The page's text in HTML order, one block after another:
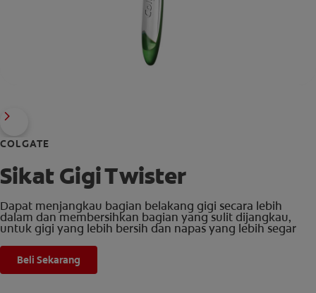
COLGATE
Sikat Gigi Twister
Dapat menjangkau bagian belakang gigi secara lebih
dalam dan membersihkan bagian yang sulit dijangkau,
untuk gigi yang lebih bersih dan napas yang lebih segar
Beli Sekarang